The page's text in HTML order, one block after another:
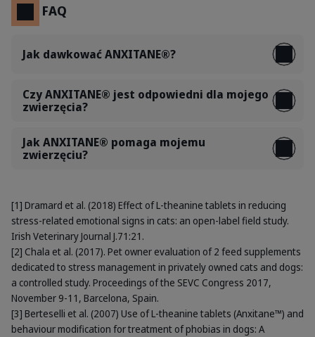
FAQ
Jak dawkować ANXITANE®?
Czy ANXITANE® jest odpowiedni dla mojego
zwierzęcia?
Jak ANXITANE® pomaga mojemu
zwierzęciu?
[1] Dramard et al. (2018) Effect of L-theanine tablets in reducing
stress-related emotional signs in cats: an open-label field study.
Irish Veterinary Journal J.71:21.
[2] Chala et al. (2017). Pet owner evaluation of 2 feed supplements
dedicated to stress management in privately owned cats and dogs:
a controlled study. Proceedings of the SEVC Congress 2017,
November 9-11, Barcelona, Spain.
[3] Berteselli et al. (2007) Use of L-theanine tablets (Anxitane™) and
behaviour modification for treatment of phobias in dogs: A